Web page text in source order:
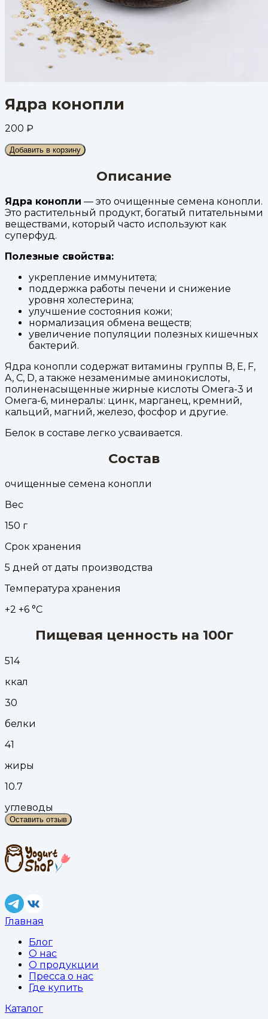
Ядра конопли
200 ₽
Добавить в корзину
Описание
Ядра конопли — это очищенные семена конопли.
Это растительный продукт, богатый питательными
веществами, который часто используют как
суперфуд.
Полезные свойства:
укрепление иммунитета;
поддержка работы печени и снижение
уровня холестерина;
улучшение состояния кожи;
нормализация обмена веществ;
увеличение популяции полезных кишечных
бактерий.
Ядра конопли содержат витамины группы B, E, F,
A, C, D, а также незаменимые аминокислоты,
полиненасыщенные жирные кислоты Омега-3 и
Омега-6, минералы: цинк, марганец, кремний,
кальций, магний, железо, фосфор и другие.
Белок в составе легко усваивается.
Состав
очищенные семена конопли
Вес
150 г
Срок хранения
5 дней от даты производства
Температура хранения
+2 +6 °С
Пищевая ценность на 100г
514
ккал
30
белки
41
жиры
10.7
углеводы
Оставить отзыв
Главная
Блог
О нас
О продукции
Пресса о нас
Где купить
Каталог